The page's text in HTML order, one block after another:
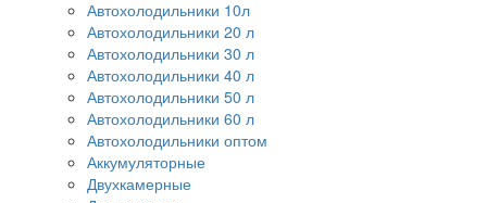
Автохолодильники 10л
Автохолодильники 20 л
Автохолодильники 30 л
Автохолодильники 40 л
Автохолодильники 50 л
Автохолодильники 60 л
Автохолодильники оптом
Аккумуляторные
Двухкамерные